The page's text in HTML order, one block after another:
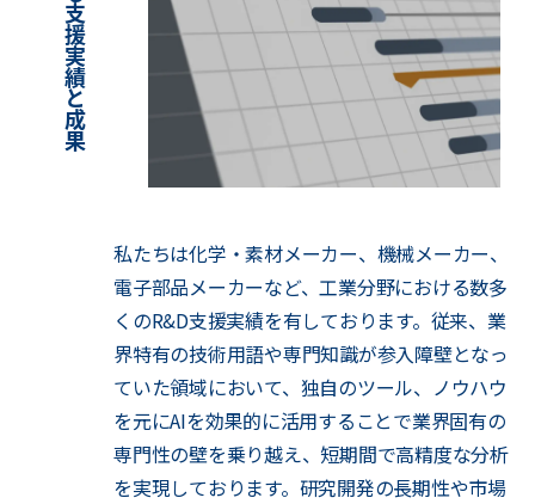
私たちは化学・素材メーカー、機械メーカー、
電子部品メーカーなど、工業分野における数多
くのR&D支援実績を有しております。従来、業
界特有の技術用語や専門知識が参入障壁となっ
ていた領域において、独自のツール、ノウハウ
を元にAIを効果的に活用することで業界固有の
専門性の壁を乗り越え、短期間で高精度な分析
を実現しております。研究開発の長期性や市場